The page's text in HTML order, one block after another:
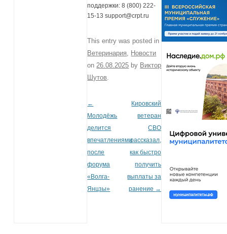
поддержки: 8 (800) 222-
15-13 support@crpt.ru
This entry was posted in
Ветеринария
Новости
on 26.08.2025 by Виктор
Шутов
Post navigation
←
Молодёжь
делится
впечатлениями
после
форума
«Волга-
Янцзы»
Кировский
ветеран
СВО
рассказал,
как быстро
получить
выплаты за
ранение →